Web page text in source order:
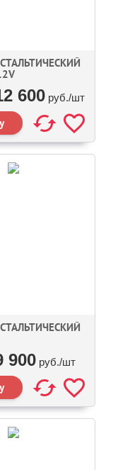
600 руб./шт
900 руб./шт